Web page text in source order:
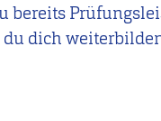
bereits
du dich